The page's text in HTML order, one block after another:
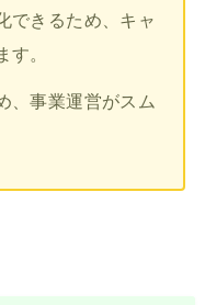
できるため、キャ
す。
、事業運営がスム